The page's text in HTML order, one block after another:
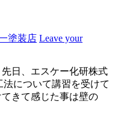
塗装店 Leave your
日、エスケー化研株式
について講習を受けて
きて感じた事は壁の